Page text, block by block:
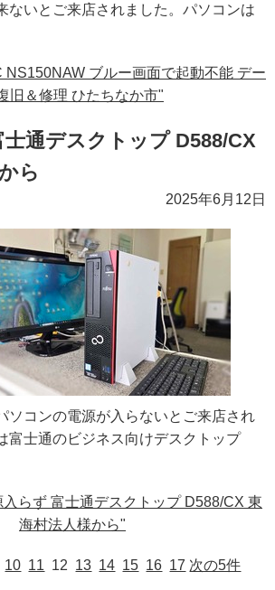
ないとご来店されました。パソコンは
ブルー画面で起動不能 デー
旧＆修理 ひたちなか市"
士通デスクトップ D588/CX
ら
2025年6月12日
ソコンの電源が入らないとご来店され
富士通のビジネス向けデスクトップ
らず 富士通デスクトップ D588/CX 東
海村法人様から"
10 11 12 13 14 15 16 17 次の5件